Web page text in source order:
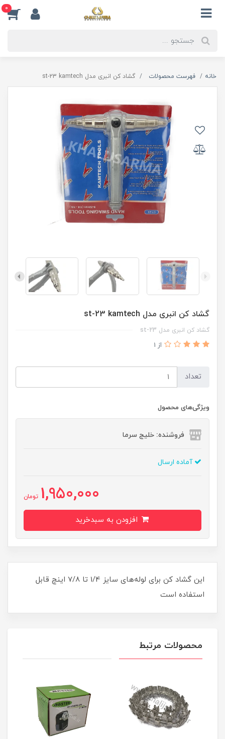
0
خانه فهرست محصولات گشاد کن انبری مدل st-23 kamtech
گشاد کن انبری مدل st-23 kamtech
گشاد کن انبری مدل st-23
از 1
تعداد
ویژگی‌های محصول
فروشنده: خلیج سرما
آماده ارسال
1,950,000 تومان
این گشاد کن برای لوله‌های سایز 1/4 تا 7/8 اینچ قابل
استفاده است
محصولات مرتبط